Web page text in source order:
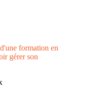
formation en
gérer son